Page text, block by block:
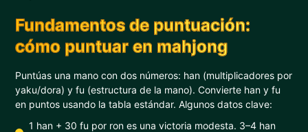
Fundamentos de puntuación:
cómo puntuar en mahjong
Puntúas una mano con dos números: han (multiplicadores por
yaku/dora) y fu (estructura de la mano). Convierte han y fu
en puntos usando la tabla estándar. Algunos datos clave:
1 han + 30 fu por ron es una victoria modesta. 3–4 han